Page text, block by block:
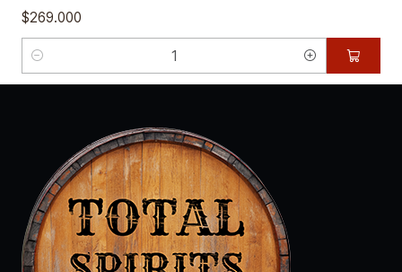
$269.000
Cantidad